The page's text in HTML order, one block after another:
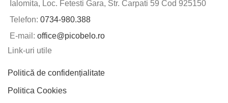
Ialomita, Loc. Fetesti Gara, Str. Carpati 59 Cod 925150
Telefon: 0734-980.388
E-mail: office@picobelo.ro
Link-uri utile
Politică de confidențialitate
Politica Cookies